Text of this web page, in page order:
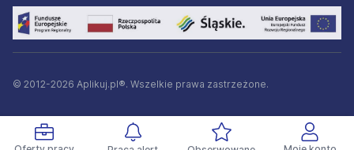
© 2012-2026 Aplikuj.pl®. Wszelkie prawa zastrzeżone.